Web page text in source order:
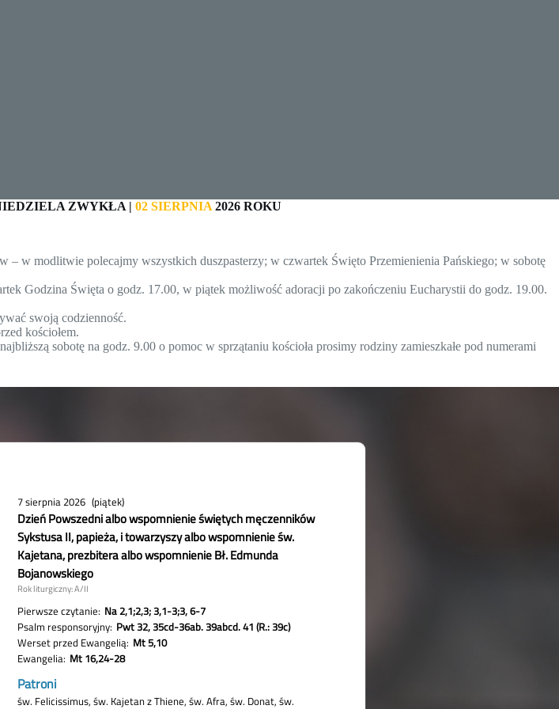
ZWYKŁA | 02 SIERPNIA 2026 ROKU
w modlitwie polecajmy wszystkich duszpasterzy; w czwartek Święto Przemienienia Pańskiego; w sobotę
Godzina Święta o godz. 17.00, w piątek możliwość adoracji po zakończeniu Eucharystii do godz. 19.00.
swoją codzienność.
kościołem.
sobotę na godz. 9.00 o pomoc w sprzątaniu kościoła prosimy rodziny zamieszkałe pod numerami